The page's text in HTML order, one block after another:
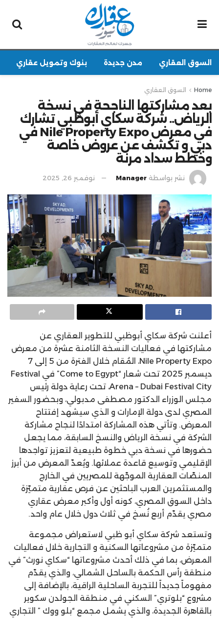
السوق العقاري مدن جديدة بنوك وتمويل عقاري
Home السوق العقاري
بعد مشاركتها الناجحة في نسخة
الرياض.. شركة سكاي أبوظبي تشارك
في معرض Nile Property Expo في
دبي و تكشف عن عروض خاصة
وخطط سداد مرنة
نشر بواسطة Manager نوفمبر 26, 2025
أعلنت شركة سكاي أبوظبي للتطوير العقاري عن
مشاركتها في فعاليات النسخة الثامنة عشرة من معرض
Nile Property Expo، المُقام خلال الفترة من 5 إلى 7
ديسمبر 2025 تحت شعار “Come to Egypt” في Festival
Arena – Dubai Festival City، تحت رعاية دولة رئيس
مجلس الوزراء الدكتور مصطفى مدبولي، وبحضور السفير
المصري لدى دولة الإمارات و الذي سيشهد إفتتاح
المعرض. وتأتي هذه المشاركة امتدادًا لنجاح مشاركة
الشركة في نسخة الرياض والنسخ السابقة، مما يجعل
حضورها في نسخة دبي خطوة طبيعية لتعزيز تواجدها
الإقليمي وتوسيع قاعدة عملائها. ويُعدّ المعرض من أبرز
المنصّات العقارية الموجّهة للمصريين في الخارج
والمستثمرين العرب الباحثين عن فرص عقارية متميّزة
داخل السوق المصري، كونه أول وأكبر معرض عقاري
مصري يقدّم أربع نُسخ في ثلاث دول خلال عام واحد.
وتستعد شركة سكاي أبو ظبي لاستعراض مجموعة
متميّزة من مشروعاتها السكنية و التجارية خلال فعاليات
المعرض، بما في ذلك أحدث مشروعاتها “سكاي نورث” في
منطقة رأس الحكمة بالساحل الشمالي، والذي يقدّم
مفهوماً جديداً للتجربة الساحلية الراقية، بالإضافة إلى
مشروع “بلوتري” السكني في منطقة الجولدن سكوير
بالقاهرة الجديدة، والذي يشمل مجمع “بلو ووك ” التجاري